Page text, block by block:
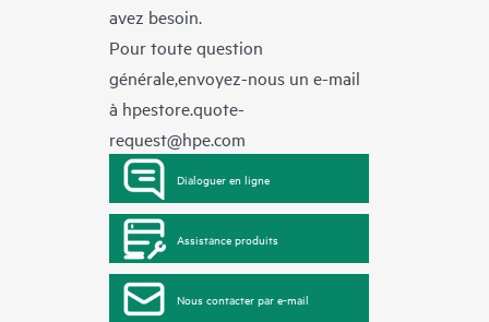
avez besoin.
Pour toute question
générale,envoyez-nous un e-mail
à hpestore.quote-
request@hpe.com
Dialoguer en ligne
Assistance produits
Nous contacter par e-mail